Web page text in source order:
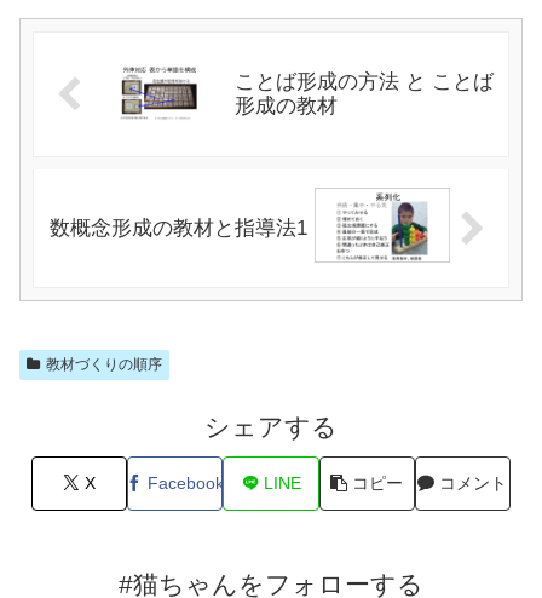
ことば形成の方法 と ことば
形成の教材
数概念形成の教材と指導法1
教材づくりの順序
シェアする
X Facebook LINE コピー コメント
#猫ちゃんをフォローする